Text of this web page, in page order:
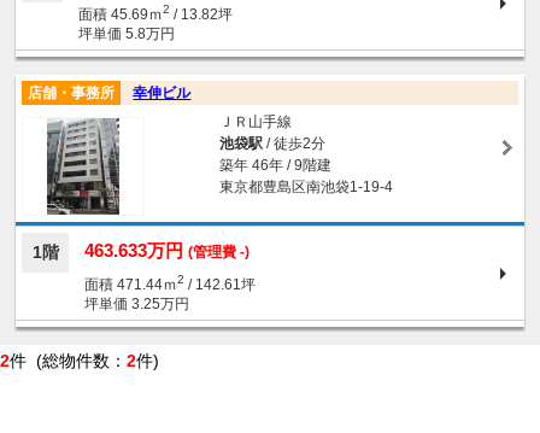
面積 45.69ｍ2 / 13.82坪
坪単価 5.8万円
店舗・事務所
幸伸ビル
ＪＲ山手線
池袋駅/ 徒歩2分
築年 46年 / 9階建
東京都豊島区南池袋1-19-4
1階 463.633万円 (管理費 -)
面積 471.44ｍ2 / 142.61坪
坪単価 3.25万円
2件 (総物件数： 2件)